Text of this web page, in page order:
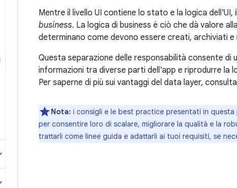
Mentre il livello UI contiene lo stato e la logica dell'UI,
business. La logica di business è ciò che dà valore
determinano come devono essere creati, archiviati
Questa separazione delle responsabilità consente di
informazioni tra diverse parti dell'app e riprodurre la
Per saperne di più sui vantaggi del data layer,
Nota: i consigli e le best practice presentati in
per consentire loro di scalare, migliorare la qualità e la
trattarli come linee guida e adattarli ai tuoi requisiti, se